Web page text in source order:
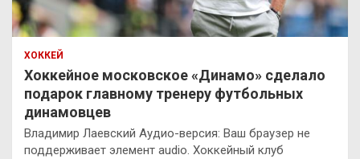
ХОККЕЙ
Хоккейное московское «Динамо» сделало
подарок главному тренеру футбольных
динамовцев
Владимир Лаевский Аудио-версия: Ваш браузер не
поддерживает элемент audio. Хоккейный клуб